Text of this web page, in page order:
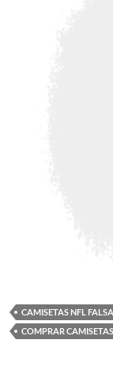
CAMISETAS NFL
COMPRAR